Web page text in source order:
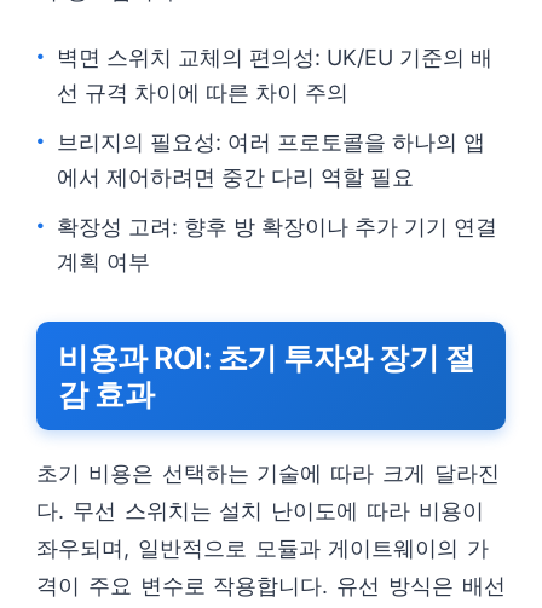
벽면 스위치 교체의 편의성: UK/EU 기준의 배
선 규격 차이에 따른 차이 주의
브리지의 필요성: 여러 프로토콜을 하나의 앱
에서 제어하려면 중간 다리 역할 필요
확장성 고려: 향후 방 확장이나 추가 기기 연결
계획 여부
비용과 ROI: 초기 투자와 장기 절
감 효과
초기 비용은 선택하는 기술에 따라 크게 달라진
다. 무선 스위치는 설치 난이도에 따라 비용이
좌우되며, 일반적으로 모듈과 게이트웨이의 가
격이 주요 변수로 작용합니다. 유선 방식은 배선